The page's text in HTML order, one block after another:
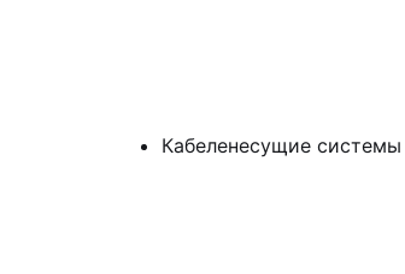
Кабеленесущие системы